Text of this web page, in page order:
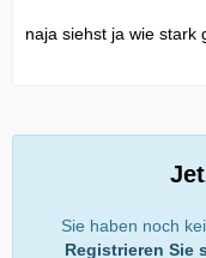
naja siehst ja wie stark
Sie haben noch
Registrieren Sie